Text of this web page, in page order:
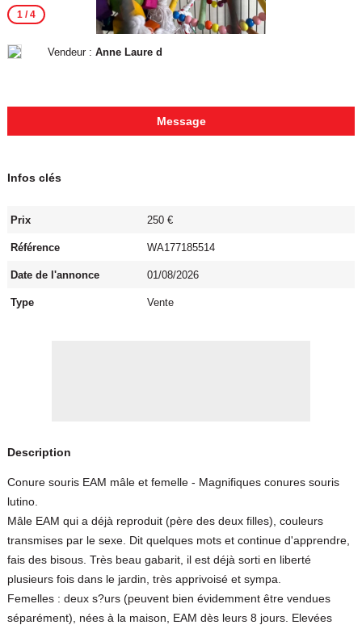
1/ 4
Vendeur : Anne Laure d
Message
Infos clés
Prix 250 €
Référence WA177185514
Date de l'annonce 01/08/2026
Type Vente
Description
Conure souris EAM mâle et femelle - Magnifiques conures souris
lutino.
Mâle EAM qui a déjà reproduit (père des deux filles), couleurs
transmises par le sexe. Dit quelques mots et continue d'apprendre,
fais des bisous. Très beau gabarit, il est déjà sorti en liberté
plusieurs fois dans le jardin, très apprivoisé et sympa.
Femelles : deux s?urs (peuvent bien évidemment être vendues
séparément), nées à la maison, EAM dès leurs 8 jours. Elevées